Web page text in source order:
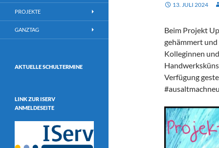
13. JULI 2024
Beim Projekt
gehämmert
Kolleginnen
Verfügung
PROJEKTE
GANZTAG
AKTUELLE SCHULTERMINE
LINK ZUR ISERV
ANMELDESEITE